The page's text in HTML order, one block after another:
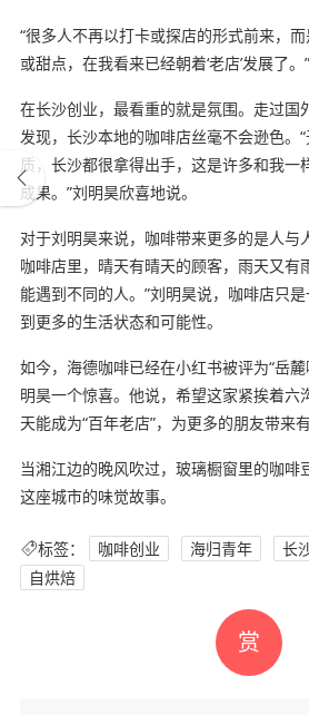
“很多人不再以打卡或探店的形式前来，
或甜点，在我看来已经朝着‘老店’发展了。
在长沙创业，最看重的就是氛围。走过国
发现，长沙本地的咖啡店丝毫不会逊色。
质，长沙都很拿得出手，这是许多和我一
成果。”刘明昊欣喜地说。
对于刘明昊来说，咖啡带来更多的是人与
咖啡店里，晴天有晴天的顾客，雨天又有
能遇到不同的人。”刘明昊说，咖啡店只
到更多的生活状态和可能性。
如今，海德咖啡已经在小红书被评为“岳
明昊一个惊喜。他说，希望这家紧挨着六
天能成为“百年老店”，为更多的朋友带来
当湘江边的晚风吹过，玻璃橱窗里的咖啡
这座城市的味觉故事。
标签： 咖啡创业 海归青年 长
自烘焙
赏